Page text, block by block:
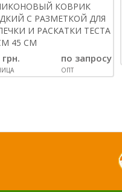
КОВРИК
С РАЗМЕТКОЙ ДЛЯ
И РАСКАТКИ ТЕСТА
45 СМ
по запросу
ОПТ